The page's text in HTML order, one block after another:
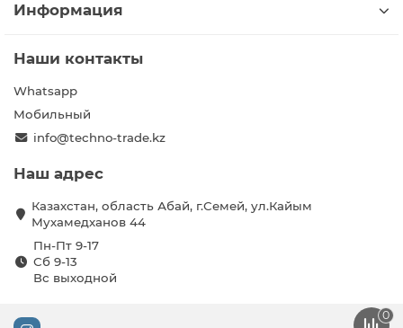
Информация
Наши контакты
Whatsapp
Мобильный
info@techno-trade.kz
Наш адрес
Казахстан, область Абай, г.Семей, ул.Кайым
Мухамедханов 44
Пн-Пт 9-17
Сб 9-13
Вс выходной
0